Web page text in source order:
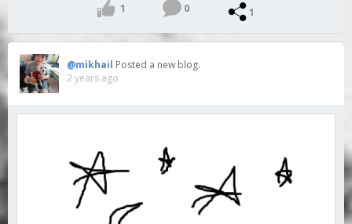
1 0 1
@mikhail Posted a new blog.
2 years ago